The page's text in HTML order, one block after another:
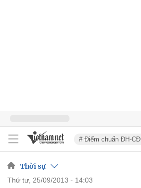
# Điểm chuẩn ĐH-CĐ
Thời sự
thứ tư, 25/09/2013 - 14:03